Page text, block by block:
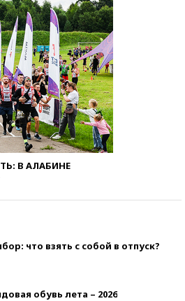
В АЛАБИНЕ
что взять с собой в отпуск?
обувь лета – 2026